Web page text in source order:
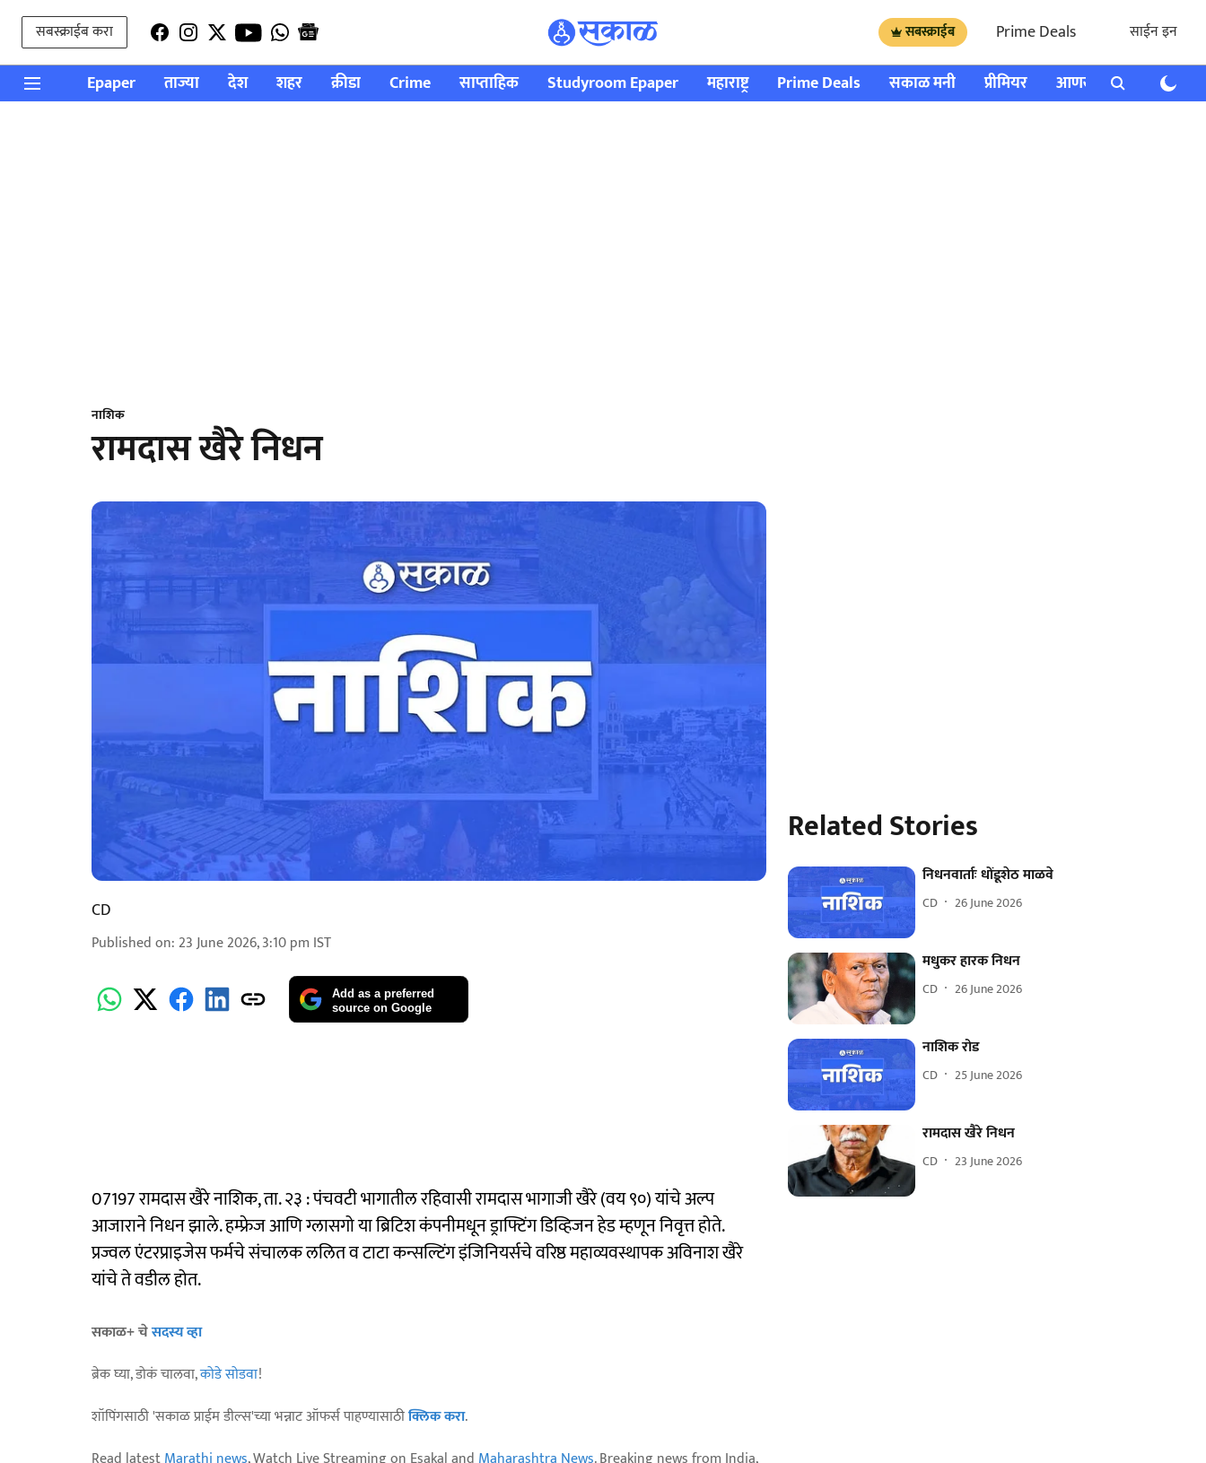
सबस्क्राईब करा सबस्क्राईब Prime Deals साईन इन
Epaper ताज्या देश शहर क्रीडा Crime साप्ताहिक Studyroom Epaper महाराष्ट्र Prime Deals सकाळ मनी प्रीमियर आणखी राशी भविष्य
नाशिक
रामदास खैरे निधन
CD
Published on: 23 June 2026, 3:10 pm IST
Add as a preferred
source on Google
07197 रामदास खैरे नाशिक, ता. २३ : पंचवटी भागातील रहिवासी रामदास भागाजी खैरे (वय ९०) यांचे अल्प
आजाराने निधन झाले. हम्फ्रेज आणि ग्लासगो या ब्रिटिश कंपनीमधून ड्राफ्टिंग डिव्हिजन हेड म्हणून निवृत्त होते.
प्रज्वल एंटरप्राइजेस फर्मचे संचालक ललित व टाटा कन्सल्टिंग इंजिनियर्सचे वरिष्ठ महाव्यवस्थापक अविनाश खैरे
यांचे ते वडील होत.
सकाळ+ चेसदस्य व्हा
ब्रेक घ्या, डोकं चालवा,कोडे सोडवा!
शॉपिंगसाठी 'सकाळ प्राईम डील्स'च्या भन्नाट ऑफर्स पाहण्यासाठीक्लिक करा.
Related Stories
निधनवार्ताः धोंडूशेठ माळवे
CD 26 June 2026
मधुकर हारक निधन
CD 26 June 2026
नाशिक रोड
CD 25 June 2026
रामदास खैरे निधन
CD 23 June 2026